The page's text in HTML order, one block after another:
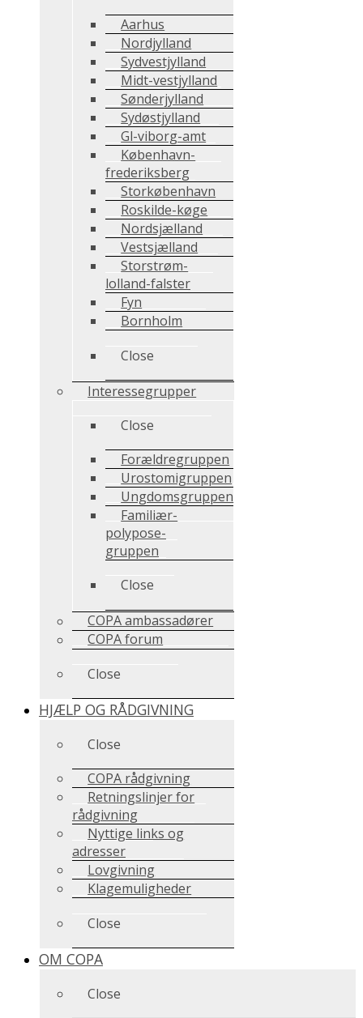
Aarhus
Nordjylland
Sydvestjylland
Midt-vestjylland
Sønderjylland
Sydøstjylland
Gl-viborg-amt
København-
frederiksberg
Storkøbenhavn
Roskilde-køge
Nordsjælland
Vestsjælland
Storstrøm-
lolland-falster
Fyn
Bornholm
Close
Interessegrupper
Close
Forældregruppen
Urostomigruppen
Ungdomsgruppen
Familiær-
polypose-
gruppen
Close
COPA ambassadører
COPA forum
Close
HJÆLP OG RÅDGIVNING
Close
COPA rådgivning
Retningslinjer for
rådgivning
Nyttige links og
adresser
Lovgivning
Klagemuligheder
Close
OM COPA
Close